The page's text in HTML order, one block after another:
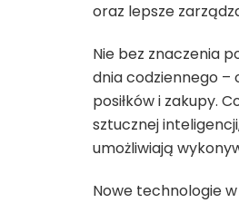
oraz lepsze
Nie bez znaczenia
dnia codziennego –
posiłków i zakupy.
sztucznej
umożliwiają
Nowe technologie